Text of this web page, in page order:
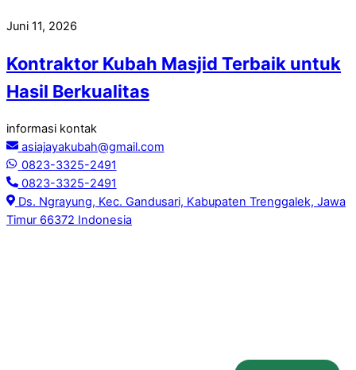
Juni 11, 2026
Kontraktor Kubah Masjid Terbaik untuk
Hasil Berkualitas
informasi kontak
asiajayakubah@gmail.com
0823-3325-2491
0823-3325-2491
Ds. Ngrayung, Kec. Gandusari, Kabupaten Trenggalek, Jawa
Timur 66372 Indonesia